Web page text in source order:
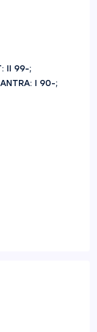
II 99-;
I 90-;